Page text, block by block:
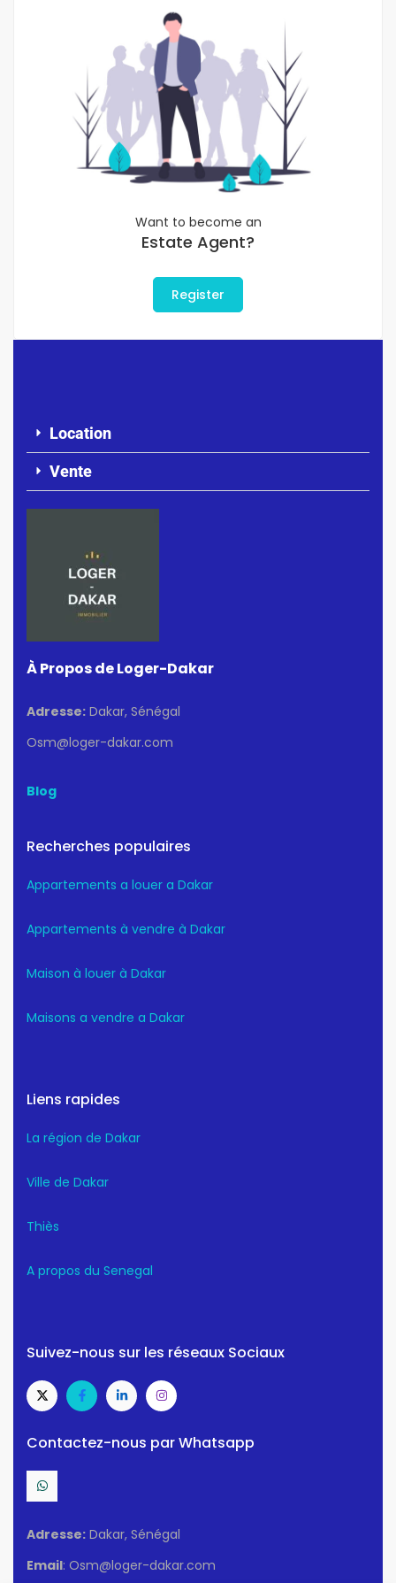
Want to become an
Estate Agent?
Register
Location
Vente
À Propos de Loger-Dakar
Adresse: Dakar, Sénégal
Osm@loger-dakar.com
Blog
Recherches populaires
Appartements a louer a Dakar
Appartements à vendre à Dakar
Maison à louer à Dakar
Maisons a vendre a Dakar
Liens rapides
La région de Dakar
Ville de Dakar
Thiès
A propos du Senegal
Suivez-nous sur les réseaux Sociaux
Contactez-nous par Whatsapp
Adresse: Dakar, Sénégal
Email: Osm@loger-dakar.com